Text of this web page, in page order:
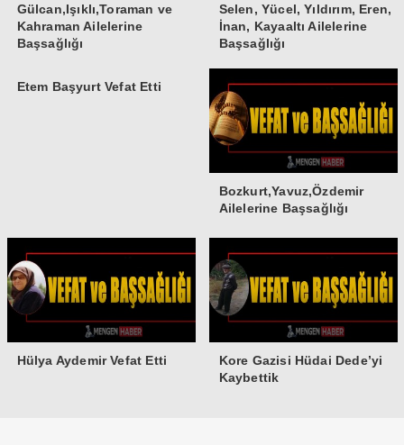
Gülcan,Işıklı,Toraman ve
Kahraman Ailelerine
Başsağlığı
Selen, Yücel, Yıldırım, Eren,
İnan, Kayaaltı Ailelerine
Başsağlığı
Etem Başyurt Vefat Etti
Bozkurt,Yavuz,Özdemir
Ailelerine Başsağlığı
Hülya Aydemir Vefat Etti
Kore Gazisi Hüdai Dede’yi
Kaybettik